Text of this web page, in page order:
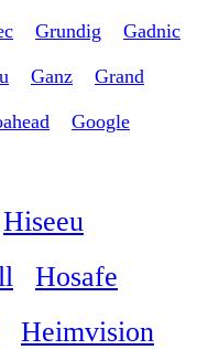
Grundig Gadnic
Ganz Grand
Google
Hiseeu
Hosafe
Heimvision